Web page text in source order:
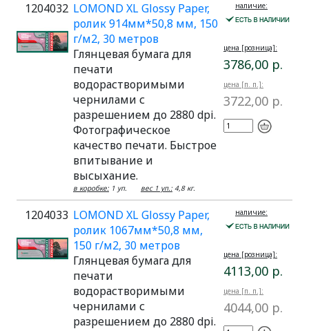
1204032 LOMOND XL Glossy Paper,
ролик 914мм*50,8 мм, 150
г/м2, 30 метров
Глянцевая бумага для
печати
водорастворимыми
чернилами с
разрешением до 2880 dpi.
Фотографическое
качество печати. Быстрое
впитывание и
высыхание.
в коробке: 1 уп. вес 1 уп.: 4,8 кг.
наличие:
цена [розница]:
3786,00 р.
цена [п. п.]:
3722,00 р.
1204033 LOMOND XL Glossy Paper,
ролик 1067мм*50,8 мм,
150 г/м2, 30 метров
Глянцевая бумага для
печати
водорастворимыми
чернилами с
разрешением до 2880 dpi.
наличие:
цена [розница]:
4113,00 р.
цена [п. п.]:
4044,00 р.